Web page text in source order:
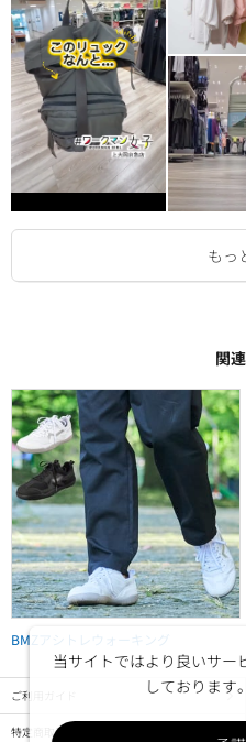
関
BMZアシトレウォーキング
ご利用ガイド
特定商取引法に基づく表示
当サイトではより良いサー
しております